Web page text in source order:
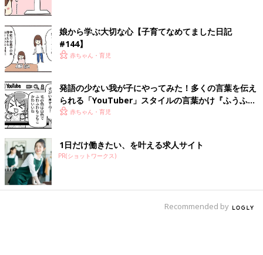
娘から学ぶ大切な心【子育てなめてました日記
#144】
赤ちゃん・育児
発語の少ない我が子にやってみた！多くの言葉を伝え
られる「YouTuber」スタイルの言葉かけ『ふうふう
子育て ＃65』
赤ちゃん・育児
1日だけ働きたい、を叶える求人サイト
PR(ショットワークス)
Recommended by